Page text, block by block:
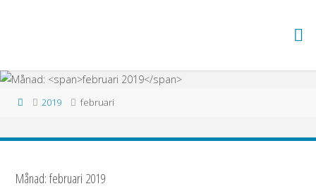
I ZON 5
Hem2019 februari
Månad:februari 2019